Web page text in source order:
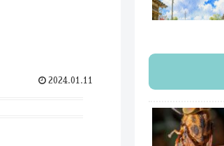
2024.01.11